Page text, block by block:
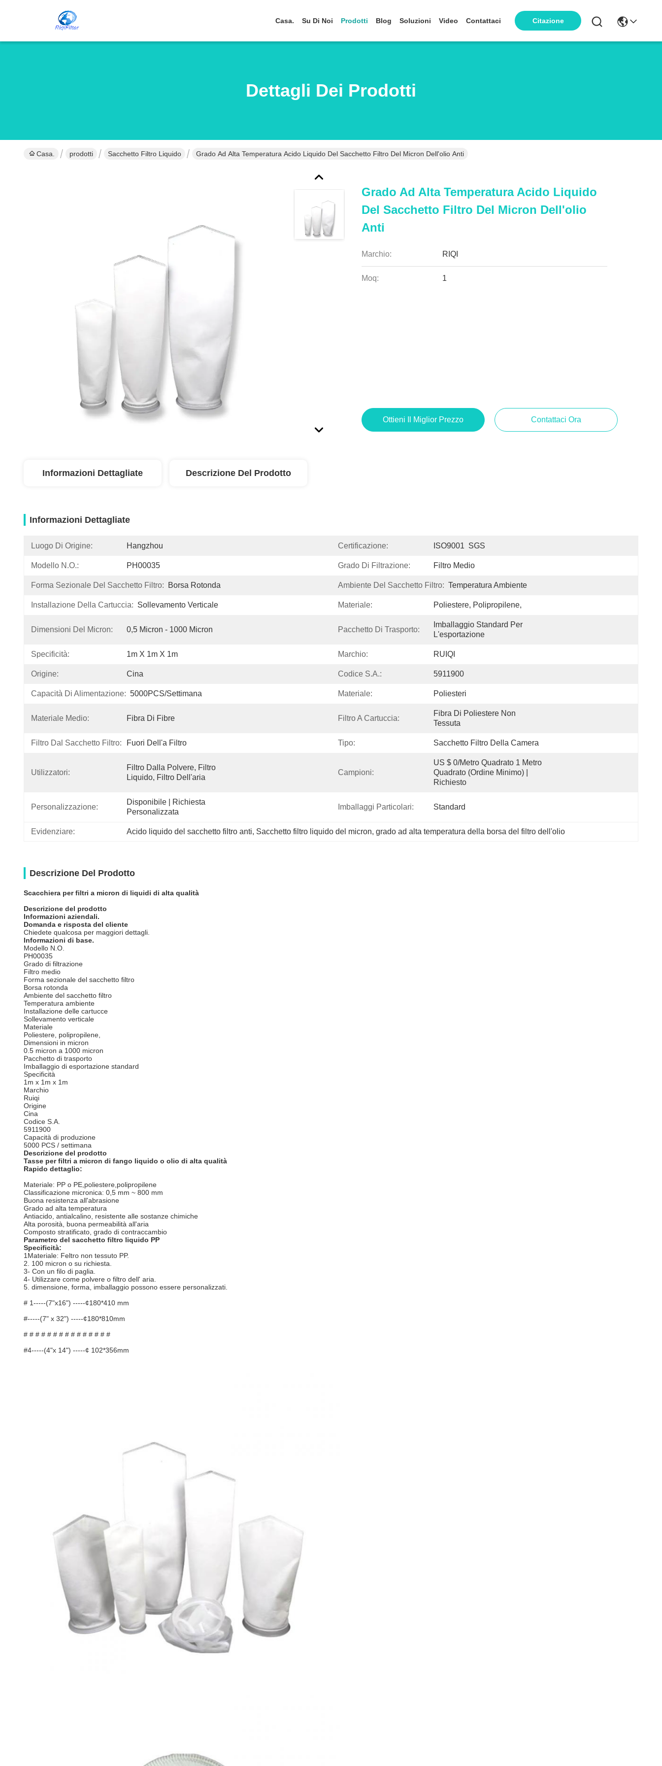
Casa. Su Di Noi Prodotti Blog Soluzioni Video Contattaci Citazione
Dettagli Dei Prodotti
Casa. prodotti Sacchetto Filtro Liquido Grado Ad Alta Temperatura Acido Liquido Del Sacchetto Filtro Del Micron Dell'olio Anti
Grado Ad Alta Temperatura Acido Liquido
Del Sacchetto Filtro Del Micron Dell'olio
Anti
Marchio: RIQI
Moq: 1
Ottieni Il Miglior Prezzo Contattaci Ora
Informazioni Dettagliate Descrizione Del Prodotto
Informazioni Dettagliate
Luogo Di Origine: Hangzhou Certificazione: ISO9001  SGS
Modello N.O.: PH00035 Grado Di Filtrazione: Filtro Medio
Forma Sezionale Del Sacchetto Filtro: Borsa Rotonda Ambiente Del Sacchetto Filtro: Temperatura Ambiente
Installazione Della Cartuccia: Sollevamento Verticale Materiale: Poliestere, Polipropilene,
Dimensioni Del Micron: 0,5 Micron - 1000 Micron Pacchetto Di Trasporto:
Imballaggio Standard Per
L'esportazione
Specificità: 1m X 1m X 1m Marchio: RUIQI
Origine: Cina Codice S.A.: 5911900
Capacità Di Alimentazione: 5000PCS/settimana Materiale: Poliesteri
Materiale Medio: Fibra Di Fibre Filtro A Cartuccia:
Fibra Di Poliestere Non
Tessuta
Filtro Dal Sacchetto Filtro: Fuori Dell'a Filtro Tipo: Sacchetto Filtro Della Camera
Utilizzatori:
Filtro Dalla Polvere, Filtro
Liquido, Filtro Dell'aria
Campioni:
US $ 0/metro Quadrato 1 Metro
Quadrato (ordine Minimo) |
Richiesto
Personalizzazione:
Disponibile | Richiesta
Personalizzata
Imballaggi Particolari: Standard
Evidenziare: Acido liquido del sacchetto filtro anti, Sacchetto filtro liquido del micron, grado ad alta temperatura della borsa del filtro dell'olio
Descrizione Del Prodotto
Scacchiera per filtri a micron di liquidi di alta qualità
Descrizione del prodotto
Informazioni aziendali.
Domanda e risposta del cliente
Chiedete qualcosa per maggiori dettagli.
Informazioni di base.
Modello N.O.
PH00035
Grado di filtrazione
Filtro medio
Forma sezionale del sacchetto filtro
Borsa rotonda
Ambiente del sacchetto filtro
Temperatura ambiente
Installazione delle cartucce
Sollevamento verticale
Materiale
Poliestere, polipropilene,
Dimensioni in micron
0.5 micron a 1000 micron
Pacchetto di trasporto
Imballaggio di esportazione standard
Specificità
1m x 1m x 1m
Marchio
Ruiqi
Origine
Cina
Codice S.A.
5911900
Capacità di produzione
5000 PCS / settimana
Descrizione del prodotto
Tasse per filtri a micron di fango liquido o olio di alta qualità
Rapido dettaglio:
Materiale: PP o PE,poliestere,polipropilene
Classificazione micronica: 0,5 mm ~ 800 mm
Buona resistenza all'abrasione
Grado ad alta temperatura
Antiacido, antialcalino, resistente alle sostanze chimiche
Alta porosità, buona permeabilità all'aria
Composto stratificato, grado di contraccambio
Parametro del sacchetto filtro liquido PP
Specificità:
1Materiale: Feltro non tessuto PP.
2. 100 micron o su richiesta.
3- Con un filo di paglia.
4- Utilizzare come polvere o filtro dell' aria.
5. dimensione, forma, imballaggio possono essere personalizzati.
# 1-----(7"x16") -----¢180*410 mm
#-----(7" x 32") -----¢180*810mm
# # # # # # # # # # # # # # #
#4-----(4"x 14") -----¢ 102*356mm